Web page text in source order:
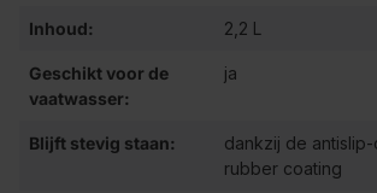
Inhoud: 2,2 L
Geschikt voor de
vaatwasser:
ja
Blijft stevig staan:
dankzij de
rubber coating